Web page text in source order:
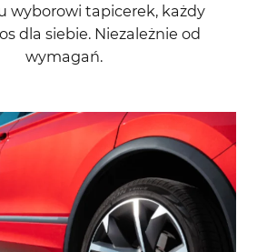
wyborowi tapicerek, każdy
dla siebie. Niezależnie od
wymagań.